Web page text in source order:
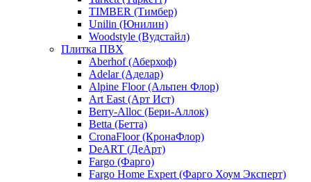
TIMBER (Тимбер)
Unilin (Юнилин)
Woodstyle (Вудстайл)
Плитка ПВХ
Aberhof (Аберхоф)
Adelar (Аделар)
Alpine Floor (Альпен Флор)
Art East (Арт Ист)
Berry-Alloc (Бери-Аллок)
Betta (Бетта)
CronaFloor (КронаФлор)
DeART (ДеАрт)
Fargo (Фарго)
Fargo Home Expert (Фарго Хоум Эксперт)